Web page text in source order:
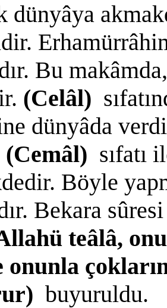
dünyâya
Bu
(Celâl)
dünyâda
(Cemâl) sıfatı
Böyle
Bekara
teâlâ,
onunla
buyuruldu.